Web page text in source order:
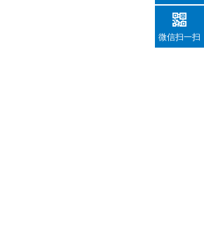
微信扫一扫